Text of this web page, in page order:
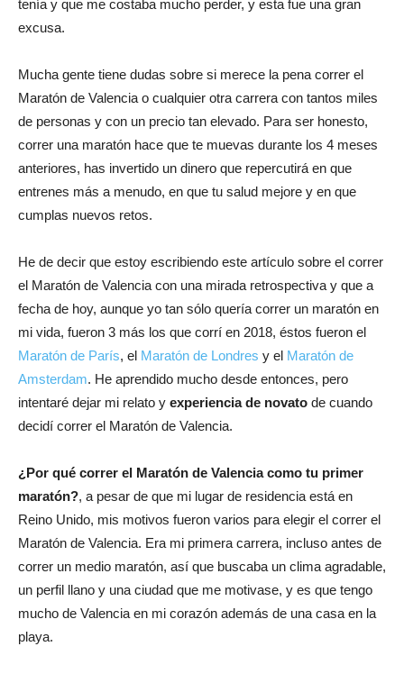
tenía y que me costaba mucho perder, y esta fue una gran
excusa.
Mucha gente tiene dudas sobre si merece la pena correr el
Maratón de Valencia o cualquier otra carrera con tantos miles
de personas y con un precio tan elevado. Para ser honesto,
correr una maratón hace que te muevas durante los 4 meses
anteriores, has invertido un dinero que repercutirá en que
entrenes más a menudo, en que tu salud mejore y en que
cumplas nuevos retos.
He de decir que estoy escribiendo este artículo sobre el correr
el Maratón de Valencia con una mirada retrospectiva y que a
fecha de hoy, aunque yo tan sólo quería correr un maratón en
mi vida, fueron 3 más los que corrí en 2018, éstos fueron el
Maratón de París, el Maratón de Londres y el Maratón de
Amsterdam. He aprendido mucho desde entonces, pero
intentaré dejar mi relato y experiencia de novato de cuando
decidí correr el Maratón de Valencia.
¿Por qué correr el Maratón de Valencia como tu primer
maratón?, a pesar de que mi lugar de residencia está en
Reino Unido, mis motivos fueron varios para elegir el correr el
Maratón de Valencia. Era mi primera carrera, incluso antes de
correr un medio maratón, así que buscaba un clima agradable,
un perfil llano y una ciudad que me motivase, y es que tengo
mucho de Valencia en mi corazón además de una casa en la
playa.